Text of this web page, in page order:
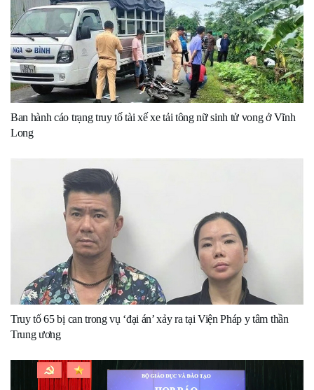
Ban hành cáo trạng truy tố tài xế xe tải tông nữ sinh tử vong ở Vĩnh
Long
Truy tố 65 bị can trong vụ ‘đại án’ xảy ra tại Viện Pháp y tâm thần
Trung ương